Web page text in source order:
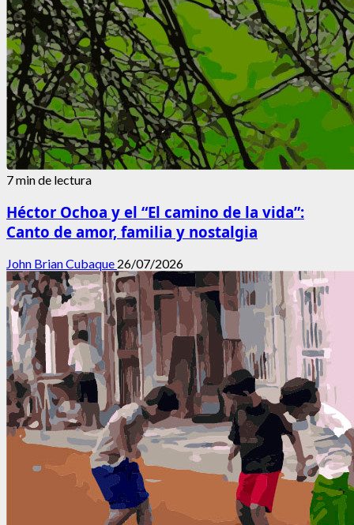
7 min de lectura
Héctor Ochoa y el “El camino de la vida”:
Canto de amor, familia y nostalgia
John Brian Cubaque 26/07/2026